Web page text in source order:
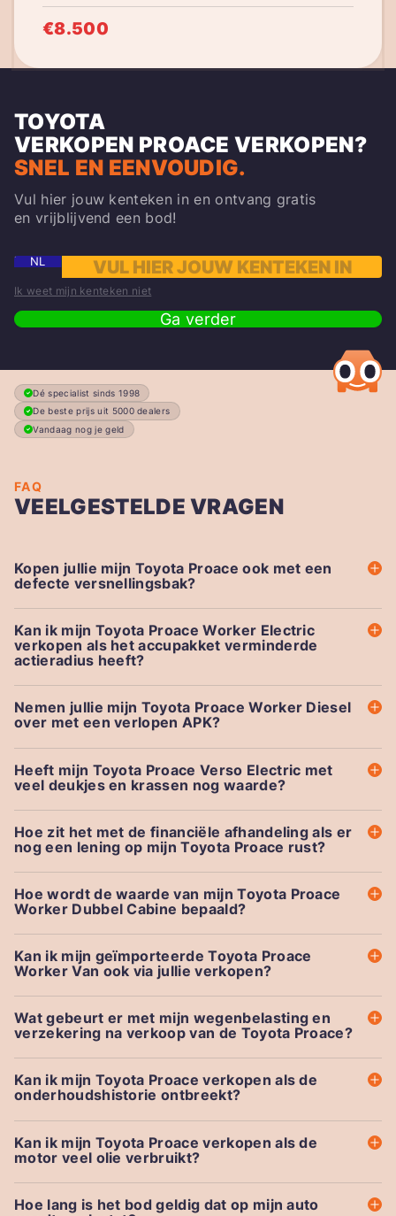
€8.500
TOYOTA
VERKOPEN PROACE VERKOPEN?
SNEL EN EENVOUDIG.
Vul hier jouw kenteken in en ontvang gratis
en vrijblijvend een bod!
NL
Ik weet mijn kenteken niet
Ga verder
Dé specialist sinds 1998
De beste prijs uit 5000 dealers
Vandaag nog je geld
FAQ
VEELGESTELDE VRAGEN
Kopen jullie mijn Toyota Proace ook met een
defecte versnellingsbak?
Kan ik mijn Toyota Proace Worker Electric
verkopen als het accupakket verminderde
actieradius heeft?
Nemen jullie mijn Toyota Proace Worker Diesel
over met een verlopen APK?
Heeft mijn Toyota Proace Verso Electric met
veel deukjes en krassen nog waarde?
Hoe zit het met de financiële afhandeling als er
nog een lening op mijn Toyota Proace rust?
Hoe wordt de waarde van mijn Toyota Proace
Worker Dubbel Cabine bepaald?
Kan ik mijn geïmporteerde Toyota Proace
Worker Van ook via jullie verkopen?
Wat gebeurt er met mijn wegenbelasting en
verzekering na verkoop van de Toyota Proace?
Kan ik mijn Toyota Proace verkopen als de
onderhoudshistorie ontbreekt?
Kan ik mijn Toyota Proace verkopen als de
motor veel olie verbruikt?
Hoe lang is het bod geldig dat op mijn auto